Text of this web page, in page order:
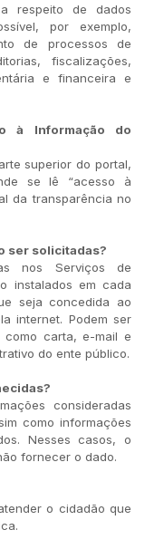
respeito de dados
por exemplo,
de processos de
fiscalizações,
e financeira e
à Informação do
superior do portal,
se lê “acesso à
da transparência no
ser solicitadas?
nos Serviços de
instalados em cada
seja concedida ao
internet. Podem ser
como carta, e-mail e
do ente público.
consideradas
como informações
Nesses casos, o
fornecer o dado.
o cidadão que